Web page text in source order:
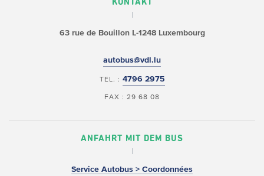
KONTAKT
63 rue de BouillonL-1248 Luxembourg
autobus@vdl.lu
TEL. : 4796 2975
FAX : 29 68 08
ANFAHRT MIT DEM BUS
Service Autobus > Coordonnées